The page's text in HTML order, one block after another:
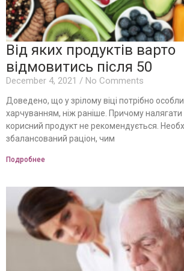
Від яких продуктів варто
відмовитись після 50
December 4, 2021 No Comments
Доведено, що у зрілому віці потрібно
харчуванням, ніж раніше. Причому
корисний продукт не рекомендується.
збалансований раціон, чим
Подробнее